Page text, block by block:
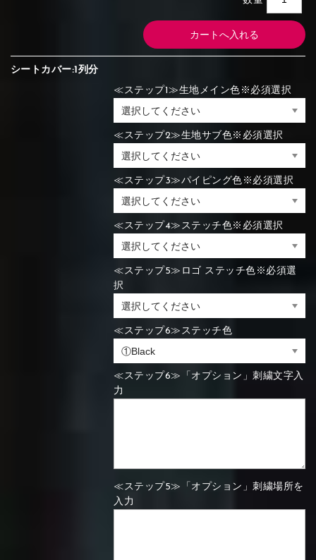
シートカバー:1列分
≪ステップ1≫生地メイン色※必須選択
≪ステップ2≫生地サブ色※必須選択
≪ステップ3≫パイピング色※必須選択
≪ステップ4≫ステッチ色※必須選択
≪ステップ5≫ロゴ ステッチ色※必須選
択
≪ステップ6≫ステッチ色
≪ステップ6≫「オプション」刺繍文字入
力
≪ステップ5≫「オプション」刺繍場所を
入力